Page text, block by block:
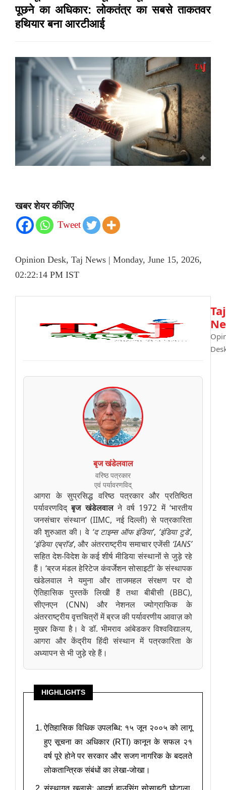
पूछने का अधिकार: लोकतंत्र का सबसे ताकतवर
हथियार बना आरटीआई
खबर शेयर कीजिए
Tweet
Opinion Desk, Taj News | Monday, June 15, 2026,
02:22:14 PM IST
Taj
बृज खंडेलवाल
वरिष्ठ पत्रकार
एवं पर्यावरणविद्
आगरा के सुप्रसिद्ध वरिष्ठ पत्रकार और प्रतिष्ठित
पर्यावरणविद्बृज खंडेलवालने वर्ष 1972 में ‘भारतीय
जनसंचार संस्थान’ (IIMC, नई दिल्ली) से पत्रकारिता
की शुरुआत की। वे ‘द टाइम्स ऑफ इंडिया’, ‘इंडिया टुडे’,
‘इंडिया एब्रॉड’, और अंतरराष्ट्रीय समाचार एजेंसी ‘IANS’
सहित देश-विदेश के कई शीर्ष मीडिया संस्थानों से जुड़े रहे
हैं। ‘ब्रज मंडल हेरिटेज कंवर्जेशन सोसाइटी’ के संस्थापक
खंडेलवाल ने यमुना और ताजमहल संरक्षण पर दो
ऐतिहासिक पुस्तकें लिखी हैं तथा बीबीसी (BBC),
सीएनएन (CNN) और नेशनल ज्योग्राफिक के
अंतरराष्ट्रीय वृत्तचित्रों में ब्रज की पर्यावरणीय आवाज़ को
मुखर किया है। वे डॉ. भीमराव आंबेडकर विश्वविद्यालय,
आगरा और केंद्रीय हिंदी संस्थान में पत्रकारिता के
अध्यापन से भी जुड़े रहे हैं।
HIGHLIGHTS
ऐतिहासिक विधिक उपलब्धि: १५ जून २००५ को लागू
हुए सूचना का अधिकार (RTI) कानून के सफल २१
वर्ष पूरे होने पर सरकार और सजग नागरिक के बदलते
लोकतान्त्रिक संबंधों का लेखा-जोखा।